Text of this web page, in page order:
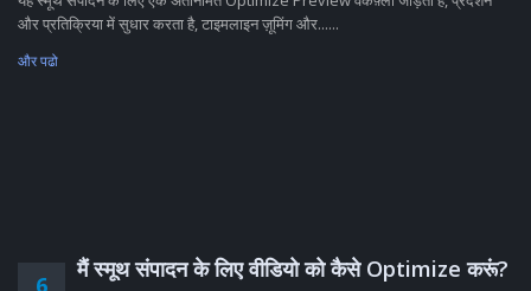
और प्रतिक्रिया में सुधार करता है, टाइमलाइन ज़ूमिंग और......
और पढो
6
मैं स्मूथ संपादन के लिए वीडियो को कैसे Optimize करूं?